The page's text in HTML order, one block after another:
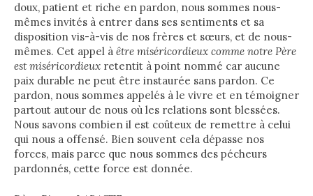
doux, patient et riche en pardon, nous sommes nous-
mêmes invités à entrer dans ses sentiments et sa
disposition vis-à-vis de nos frères et sœurs, et de nous-
mêmes. Cet appel à être miséricordieux comme notre Père
est miséricordieux retentit à point nommé car aucune
paix durable ne peut être instaurée sans pardon. Ce
pardon, nous sommes appelés à le vivre et en témoigner
partout autour de nous où les relations sont blessées.
Nous savons combien il est coûteux de remettre à celui
qui nous a offensé. Bien souvent cela dépasse nos
forces, mais parce que nous sommes des pécheurs
pardonnés, cette force est donnée.